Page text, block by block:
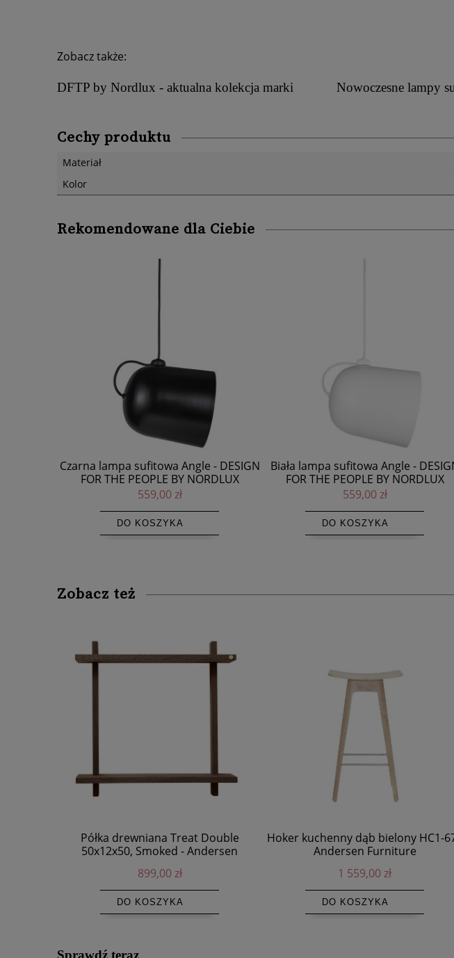
Zobacz także:
DFTP by Nordlux - aktualna kolekcja marki Nowoczesne lampy
Cechy produktu
Materiał
Kolor
Rekomendowane dla Ciebie
Biała lampa sufitowa Angle - DESIGN
FOR THE PEOPLE BY NORDLUX
559,00 zł
DO KOSZYKA
Lampka z klipsem biała Angle - DFTP
Nordlux
Zobacz też
Półka drewniana Treat Double
50x12x50, Smoked - Andersen
899,00 zł
DO KOSZYKA
Hoker kuchenny dąb bielony HC1-
Andersen Furniture
1 559,00 zł
DO KOSZYKA
Sprawdź teraz